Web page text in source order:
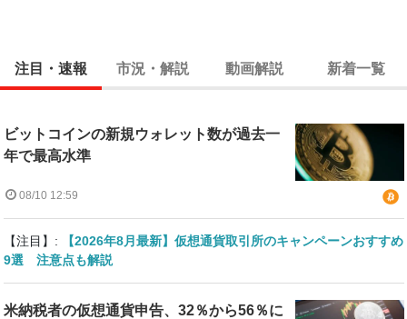
注目・速報 市況・解説 動画解説 新着一覧
ビットコインの新規ウォレット数が過去一
年で最高水準
08/10 12:59
【注目】:
【2026年8月最新】仮想通貨取引所のキャンペーンおすすめ
9選 注意点も解説
米納税者の仮想通貨申告、32％から56％に